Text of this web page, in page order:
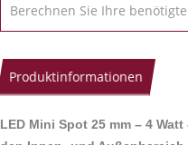
Berechnen Sie Ihre
Produktinformationen
LED Mini Spot 25 mm – 4